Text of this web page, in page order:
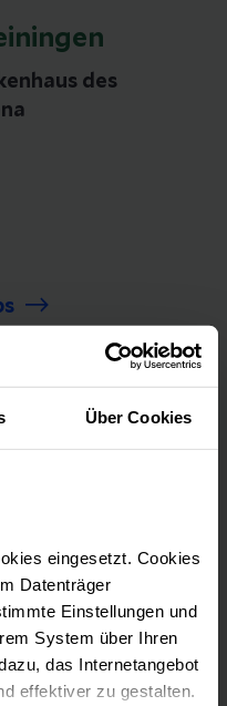
Über Cookies
eingesetzt. Cookies
Datenträger
Einstellungen und
System über Ihren
das Internetangebot
effektiver zu gestalten.
des
auf dem Berg in
Meiningen
regionaler und
und
des